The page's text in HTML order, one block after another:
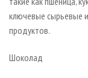
ключевые сырьевые
продуктов.
Шоколад